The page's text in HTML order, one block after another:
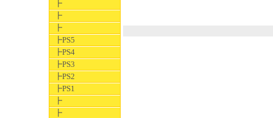
┣
┣
┣
┣PS5
┣PS4
┣PS3
┣PS2
┣PS1
┣
┣